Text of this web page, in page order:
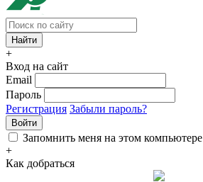
+
Вход на сайт
Email
Пароль
Регистрация Забыли пароль?
Войти
Запомнить меня на этом компьютере
+
Как добраться